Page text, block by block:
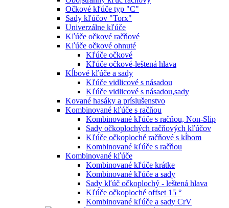
Očkové kľúče typ "C"
Sady kľúčov "Torx"
Univerzálne kľúče
Kľúče očkové račňové
Kľúče očkové ohnuté
Kľúče očkové
Kľúče očkové-leštená hlava
Kĺbové kľúče a sady
Kľúče vidlicové s násadou
Kľúče vidlicové s násadou,sady
Kované hasáky a príslušenstvo
Kombinované kľúče s račňou
Kombinované kľúče s račňou, Non-Slip
Sady očkoplochých račňových kľúčov
Kľúče očkoploché račňové s kĺbom
Kombinované kľúče s račňou
Kombinované kľúče
Kombinované kľúče krátke
Kombinované kľúče a sady
Sady kľúč očkoplochý - leštená hlava
Kľúče očkoploché offset 15 °
Kombinované kľúče a sady CrV